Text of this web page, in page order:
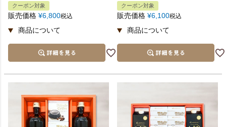
C.弔事用
弔事のお供えに（宗教や地域により異なります）
※ 出産の場合、熨斗の欄にお子様のお名前の漢字とフリガナ
をご入力下さい。
クーポン対象
販売価格 ¥6,800税込
クーポン対象
販売価格 ¥6,100税込